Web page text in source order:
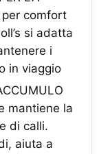
per comfort
si adatta
i
in viaggio
mantiene la
di calli.
aiuta a